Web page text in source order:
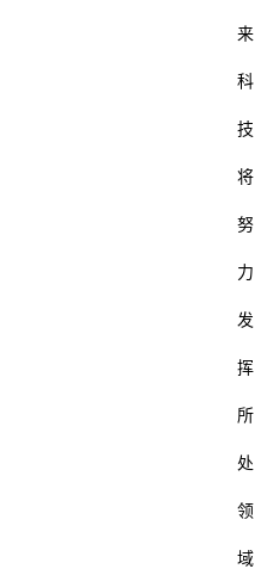
来
科
技
将
努
力
发
挥
所
处
领
域